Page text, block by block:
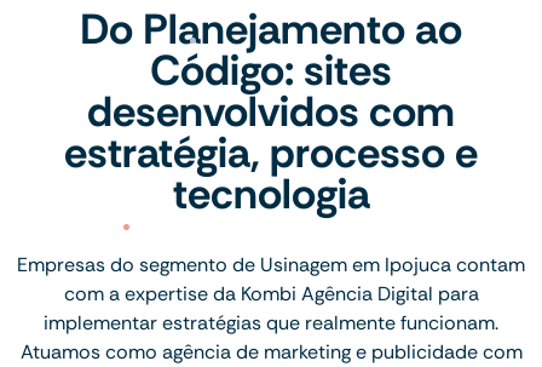
Do Planejamento ao
Código: sites
desenvolvidos com
estratégia, processo e
tecnologia
Empresas do segmento de Usinagem em Ipojuca contam
com a expertise da Kombi Agência Digital para
implementar estratégias que realmente funcionam.
Atuamos como agência de marketing e publicidade com